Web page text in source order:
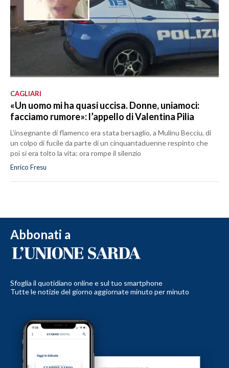
CAGLIARI
«Un uomo mi ha quasi uccisa. Donne, uniamoci:
facciamo rumore»: l’appello di Valentina Pilia
L’insegnante di flamenco era stata bersaglio, a Mulinu Becciu, di
un colpo di fucile da parte di un cinquantaduenne respinto che
poi si era tolto la vita: ora rompe il silenzio
Enrico Fresu
Abbonati a
Sfoglia il quotidiano online e sul tuo smartphone
Tutte le notizie del giorno aggiornate minuto per minuto